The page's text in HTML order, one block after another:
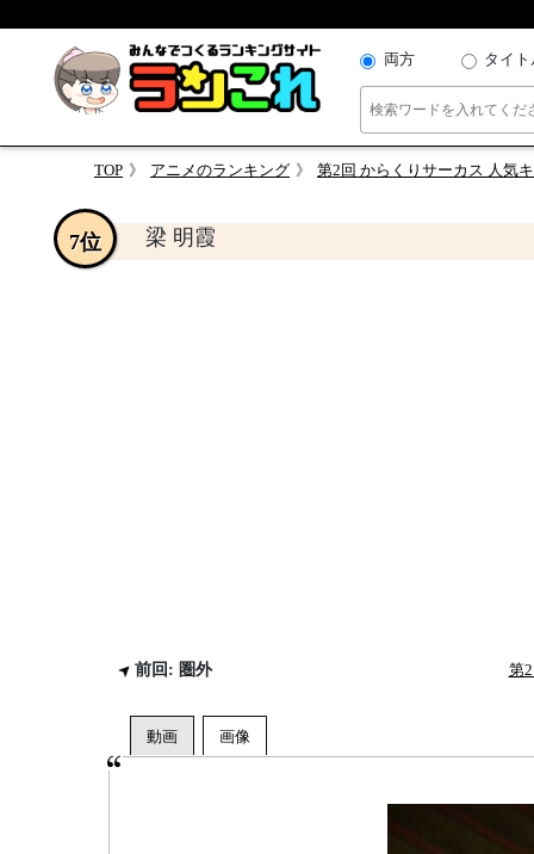
両方 タイト
TOP アニメのランキング 第2回 からくりサーカス 人気
梁 明霞
7位
前回: 圏外 第